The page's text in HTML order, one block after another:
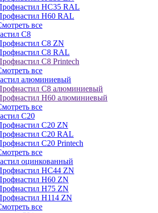
НС35 RAL
Н60 RAL
все
C8
С8 ZN
С8 RAL
С8 Printech
все
алюминиевый
С8 алюминиевый
Н60 алюминиевый
все
C20
С20 ZN
С20 RAL
С20 Printech
все
оцинкованный
НС44 ZN
Н60 ZN
Н75 ZN
Н114 ZN
все